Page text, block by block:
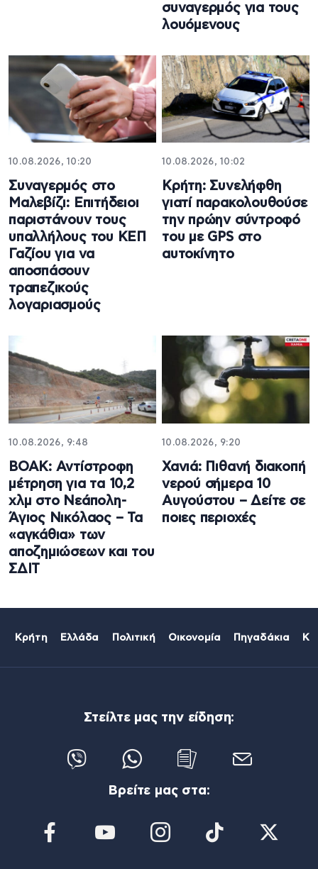
συναγερμός για τους
λουόμενους
10.08.2026, 10:20
Συναγερμός στο
Μαλεβίζι: Επιτήδειοι
παριστάνουν τους
υπαλλήλους του ΚΕΠ
Γαζίου για να
αποσπάσουν
τραπεζικούς
λογαριασμούς
10.08.2026, 10:02
Κρήτη: Συνελήφθη
γιατί παρακολουθούσε
την πρώην σύντροφό
του με GPS στο
αυτοκίνητο
10.08.2026, 9:48
ΒΟΑΚ: Αντίστροφη
μέτρηση για τα 10,2
χλμ στο Νεάπολη-
Άγιος Νικόλαος – Τα
«αγκάθια» των
αποζημιώσεων και του
ΣΔΙΤ
10.08.2026, 9:20
Χανιά: Πιθανή διακοπή
νερού σήμερα 10
Αυγούστου – Δείτε σε
ποιες περιοχές
Κρήτη Ελλάδα Πολιτική Οικονομία Πηγαδάκια
Στείλτε μας την είδηση:
Βρείτε μας στα: